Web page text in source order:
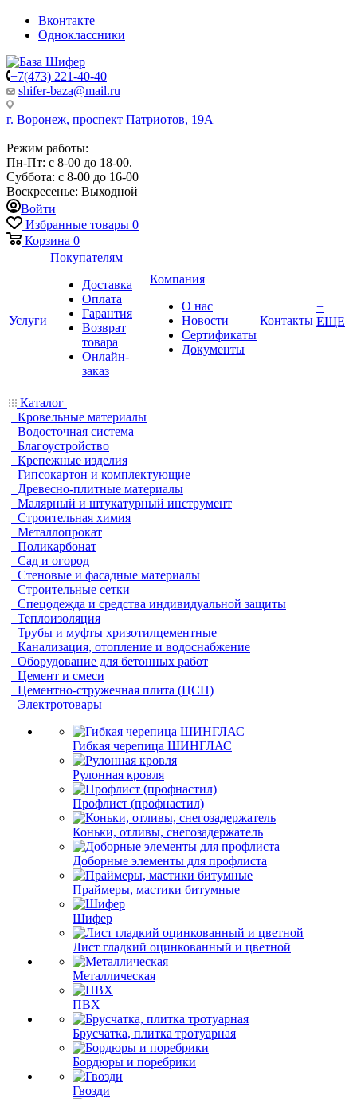
Вконтакте
Одноклассники
+7(473) 221-40-40
shifer-baza@mail.ru
г. Воронеж, проспект Патриотов, 19А
Режим работы:
Пн-Пт: с 8-00 до 18-00.
Суббота: с 8-00 до 16-00
Воскресенье: Выходной
Войти
Избранные товары 0
Корзина 0
Услуги
Покупателям
Доставка
Оплата
Гарантия
Возврат
товара
Онлайн-
заказ
Компания
О нас
Новости
Сертификаты
Документы
Контакты
+
ЕЩЕ
Каталог
Кровельные материалы
Водосточная система
Благоустройство
Крепежные изделия
Гипсокартон и комплектующие
Древесно-плитные материалы
Малярный и штукатурный инструмент
Строительная химия
Металлопрокат
Поликарбонат
Сад и огород
Стеновые и фасадные материалы
Строительные сетки
Спецодежда и средства индивидуальной защиты
Теплоизоляция
Трубы и муфты хризотилцементные
Канализация, отопление и водоснабжение
Оборудование для бетонных работ
Цемент и смеси
Цементно-стружечная плита (ЦСП)
Электротовары
Гибкая черепица ШИНГЛАС
Рулонная кровля
Профлист (профнастил)
Коньки, отливы, снегозадержатель
Доборные элементы для профлиста
Праймеры, мастики битумные
Шифер
Лист гладкий оцинкованный и цветной
Металлическая
ПВХ
Брусчатка, плитка тротуарная
Бордюры и поребрики
Гвозди